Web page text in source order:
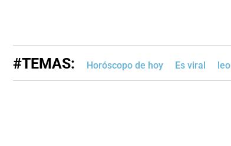
#TEMAS: Horóscopo de hoy Es viral leo